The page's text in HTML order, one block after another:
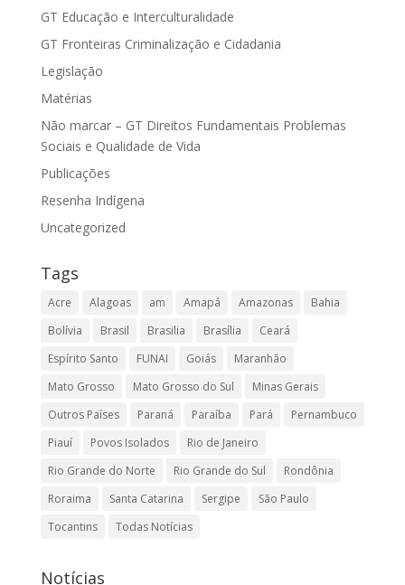
GT Educação e Interculturalidade
GT Fronteiras Criminalização e Cidadania
Legislação
Matérias
Não marcar – GT Direitos Fundamentais Problemas
Sociais e Qualidade de Vida
Publicações
Resenha Indígena
Uncategorized
Tags
Acre Alagoas am Amapá Amazonas
Bahia
Bolívia
Brasil Brasilia Brasília
Ceará
Espírito Santo
FUNAI Goiás
Maranhão
Mato Grosso
Mato Grosso do Sul
Minas Gerais
Outros Países
Paraná Paraíba Pará
Pernambuco
Piauí
Povos Isolados
Rio de Janeiro
Rio Grande do Norte
Rio Grande do Sul
Rondônia
Roraima
Santa Catarina Sergipe
São Paulo
Tocantins
Todas Notícias
Notícias